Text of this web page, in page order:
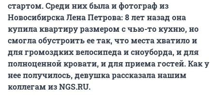
стартом. Среди них была и фотограф из
Новосибирска Лена Петрова: 8 лет назад она
купила квартиру размером с чью-то кухню, но
смогла обустроить ее так, что места хватило и
для громоздких велосипеда и сноуборда, и для
полноценной кровати, и для приема гостей. Как у
нее получилось, девушка рассказала нашим
коллегам из NGS.RU.